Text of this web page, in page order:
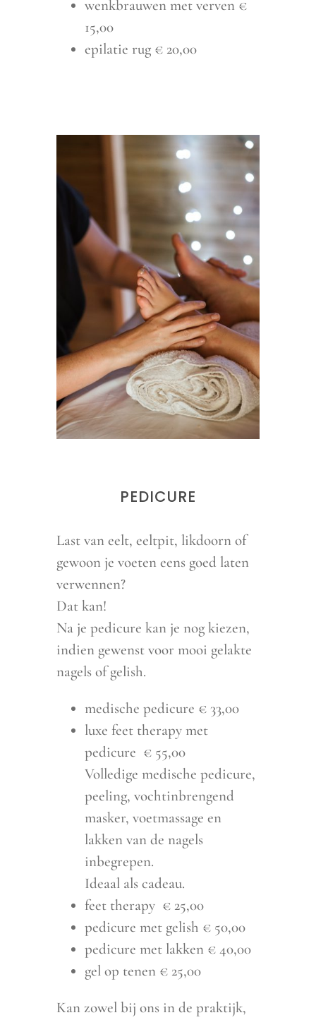
wenkbrauwen met verven €
15,00
epilatie rug € 20,00
PEDICURE
Last van eelt, eeltpit, likdoorn of
gewoon je voeten eens goed laten
verwennen?
Dat kan!
Na je pedicure kan je nog kiezen,
indien gewenst voor mooi gelakte
nagels of gelish.
medische pedicure € 33,00
luxe feet therapy met
pedicure € 55,00
Volledige medische pedicure,
peeling, vochtinbrengend
masker, voetmassage en
lakken van de nagels
inbegrepen.
Ideaal als cadeau.
feet therapy € 25,00
pedicure met gelish € 50,00
pedicure met lakken € 40,00
gel op tenen € 25,00
Kan zowel bij ons in de praktijk,